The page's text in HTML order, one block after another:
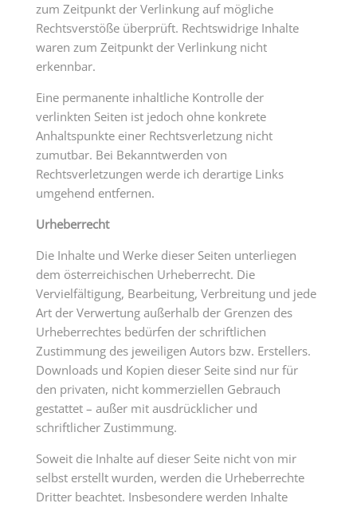
zum Zeitpunkt der Verlinkung auf mögliche
Rechtsverstöße überprüft. Rechtswidrige Inhalte
waren zum Zeitpunkt der Verlinkung nicht
erkennbar.
Eine permanente inhaltliche Kontrolle der
verlinkten Seiten ist jedoch ohne konkrete
Anhaltspunkte einer Rechtsverletzung nicht
zumutbar. Bei Bekanntwerden von
Rechtsverletzungen werde ich derartige Links
umgehend entfernen.
Urheberrecht
Die Inhalte und Werke dieser Seiten unterliegen
dem österreichischen Urheberrecht. Die
Vervielfältigung, Bearbeitung, Verbreitung und jede
Art der Verwertung außerhalb der Grenzen des
Urheberrechtes bedürfen der schriftlichen
Zustimmung des jeweiligen Autors bzw. Erstellers.
Downloads und Kopien dieser Seite sind nur für
den privaten, nicht kommerziellen Gebrauch
gestattet – außer mit ausdrücklicher und
schriftlicher Zustimmung.
Soweit die Inhalte auf dieser Seite nicht von mir
selbst erstellt wurden, werden die Urheberrechte
Dritter beachtet. Insbesondere werden Inhalte